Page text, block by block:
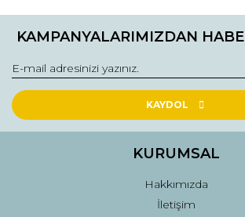
Gönder
KAMPANYALARIMIZDAN
KAYDOL
KURUMSAL
Hakkımızda
İletişim